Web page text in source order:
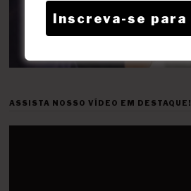
ASSISTA NOSSO VÍDEO EM DESTAQUE!